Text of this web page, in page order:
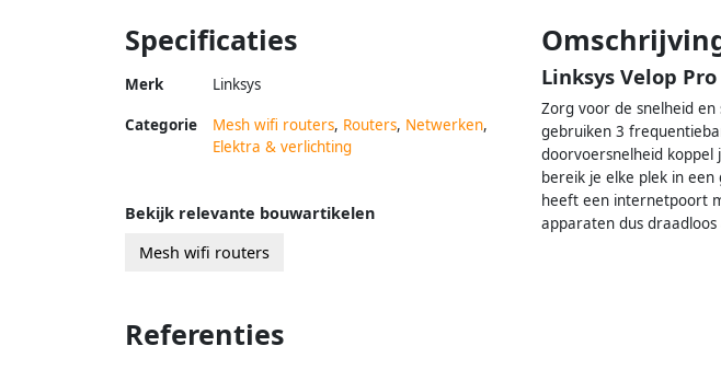
Specificaties
Merk Linksys
Categorie Mesh wifi routers, Routers, Netwerken,
Elektra & verlichting
Linksys Velop
Zorg voor de snelheid
gebruiken 3
doorvoersnelheid koppel
bereik je elke plek in
heeft een internetpoort
apparaten dus
Bekijk relevante bouwartikelen
Mesh wifi routers
Referenties